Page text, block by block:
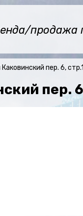
продажа
пер. 6,
пер.